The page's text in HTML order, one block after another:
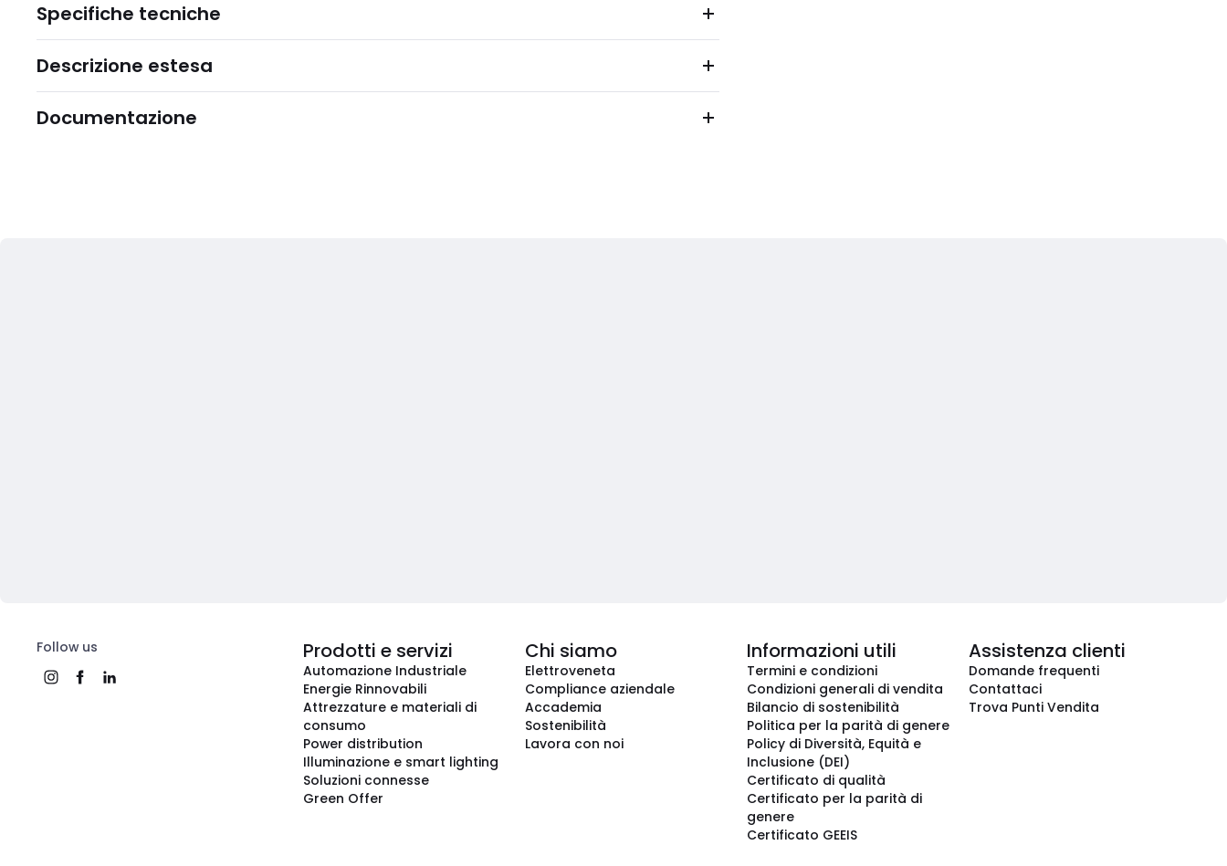
Specifiche tecniche
Descrizione estesa
Documentazione
Follow us Prodotti e servizi
Automazione Industriale
Energie Rinnovabili
Attrezzature e materiali di
consumo
Power distribution
Illuminazione e smart lighting
Soluzioni connesse
Green Offer
Chi siamo
Elettroveneta
Compliance aziendale
Accademia
Sostenibilità
Lavora con noi
Informazioni utili
Termini e condizioni
Condizioni generali di vendita
Bilancio di sostenibilità
Politica per la parità di genere
Policy di Diversità, Equità e
Inclusione (DEI)
Certificato di qualità
Certificato per la parità di
genere
Certificato GEEIS
Assistenza clienti
Domande frequenti
Contattaci
Trova Punti Vendita